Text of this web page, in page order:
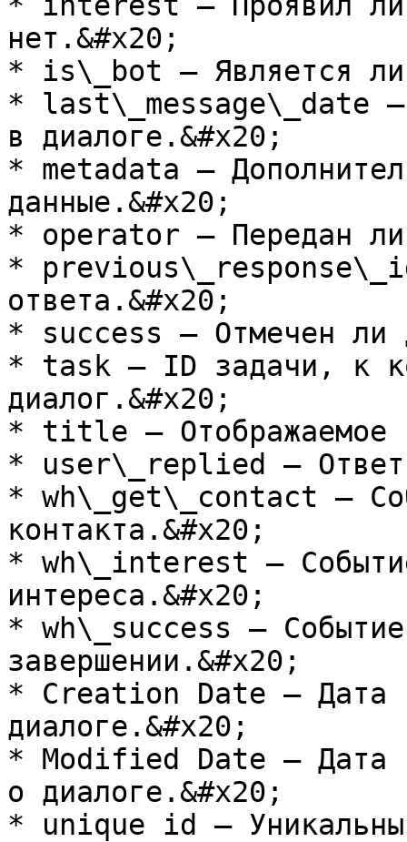
нет.&#x20;
* is\_bot — Является ли
* last\_message\_date —
в диалоге.&#x20;
* metadata —
данные.&#x20;
* operator — Передан ли
*
ответа.&#x20;
* success — Отмечен ли
* task — ID задачи, к
диалог.&#x20;
* title — Отображаемое
* user\_replied —
* wh\_get\_contact —
контакта.&#x20;
* wh\_interest —
интереса.&#x20;
* wh\_success —
завершении.&#x20;
* Creation Date — Дата
диалоге.&#x20;
* Modified Date — Дата
о диалоге.&#x20;
* unique id —